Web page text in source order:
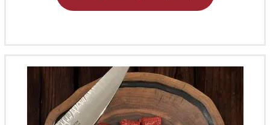
можно
на
странице